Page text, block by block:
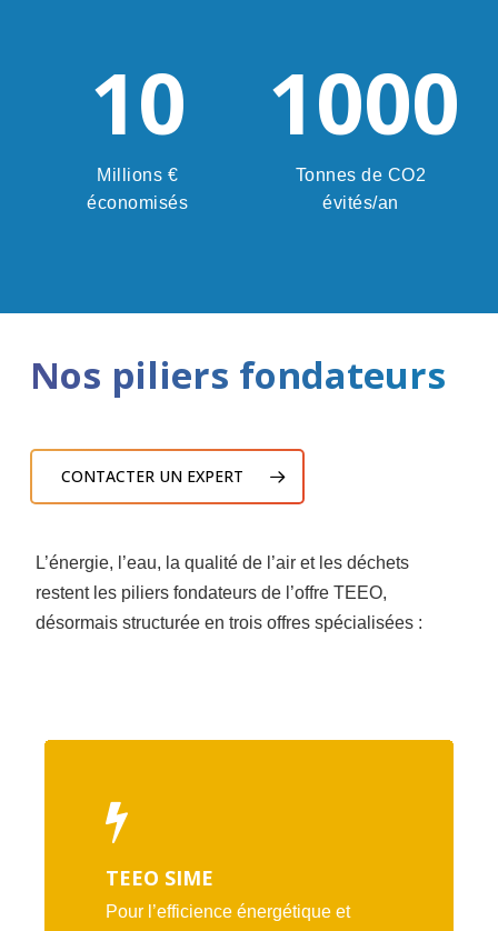
10
Millions €
économisés
1000
Tonnes de CO2
évités/an
Nos piliers fondateurs
CONTACTER UN EXPERT
L’énergie, l’eau, la qualité de l’air et les déchets
restent les piliers fondateurs de l’offre TEEO,
désormais structurée en trois offres spécialisées :
TEEO SIME
Pour l’efficience énergétique et